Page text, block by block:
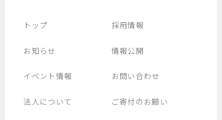
トップ
お知らせ
イベント情報
法人について
採用情報
情報公開
お問い合わせ
ご寄付のお願い